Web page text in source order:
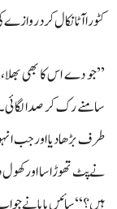
کٹورا آٹا نکال کر
’’جو دے اس کا بھی
سامنے رک کر صدا
طرف بڑھا دیا اور جب
نے پٹ تھوڑا سا اور کھول